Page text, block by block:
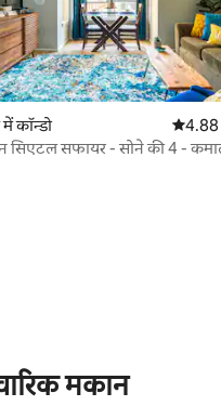
समीक्षाएँ
कॉन्डो औसत
सिएटल सफायर - सोने की 4 -
मकान